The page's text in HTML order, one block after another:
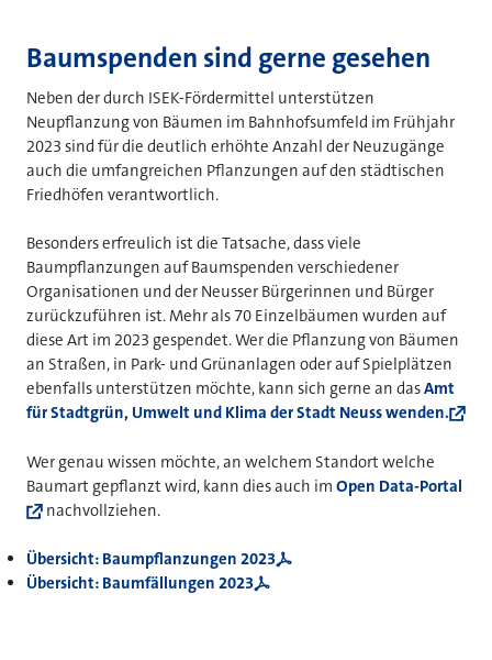
Baumspenden sind gerne gesehen
Neben der durch ISEK-Fördermittel unterstützen
Neupflanzung von Bäumen im Bahnhofsumfeld im Frühjahr
2023 sind für die deutlich erhöhte Anzahl der Neuzugänge
auch die umfangreichen Pflanzungen auf den städtischen
Friedhöfen verantwortlich.
Besonders erfreulich ist die Tatsache, dass viele
Baumpflanzungen auf Baumspenden verschiedener
Organisationen und der Neusser Bürgerinnen und Bürger
zurückzuführen ist. Mehr als 70 Einzelbäumen wurden auf
diese Art im 2023 gespendet. Wer die Pflanzung von Bäumen
an Straßen, in Park- und Grünanlagen oder auf Spielplätzen
ebenfalls unterstützen möchte, kann sich gerne an dasAmt
für Stadtgrün, Umwelt und Klima der Stadt Neuss wenden.
Wer genau wissen möchte, an welchem Standort welche
Baumart gepflanzt wird, kann dies auch im Open Data-Portal
nachvollziehen.
Übersicht: Baumpflanzungen 2023
Übersicht: Baumfällungen 2023